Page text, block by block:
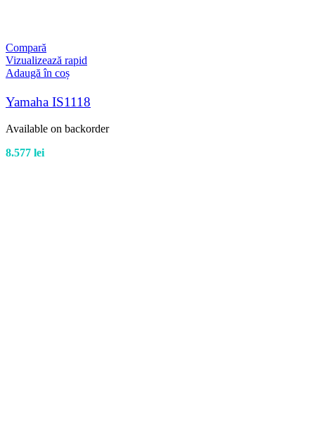
Compară
Vizualizează rapid
Adaugă în coș
Yamaha IS1118
Available on backorder
8.577 lei